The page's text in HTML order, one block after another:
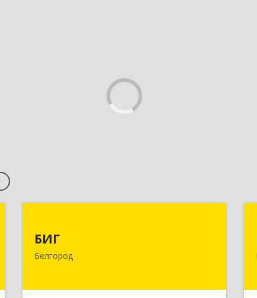
БИГ
Белгород
Белгород, Белгород г, Королева ул,